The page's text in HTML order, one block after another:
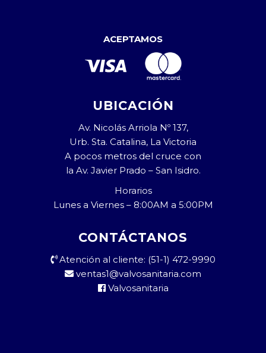
ACEPTAMOS
UBICACIÓN
Av. Nicolás Arriola Nº 137,
Urb. Sta. Catalina, La Victoria
A pocos metros del cruce con
la Av. Javier Prado – San Isidro.
Horarios
Lunes a Viernes – 8:00AM a 5:00PM
CONTÁCTANOS
Atención al cliente: (51-1) 472-9990
ventas1@valvosanitaria.com
Valvosanitaria